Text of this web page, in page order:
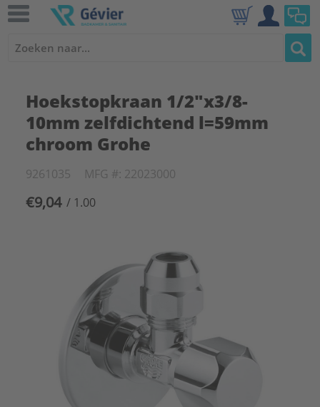
Hoekstopkraan 1/2"x3/8-
10mm zelfdichtend l=59mm
chroom Grohe
9261035 MFG #: 22023000
€9,04 / 1.00